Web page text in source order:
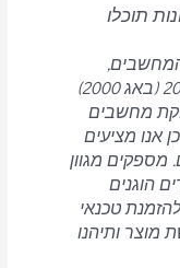
תוכלו
המחשבים,
משנת כ – 1998 לכניסת שנת 2000 (באג 2000)
מחשבים
אנו מציעים
מספקים מגוון
הוגנים
טכנאי
מוצר ותיהנו